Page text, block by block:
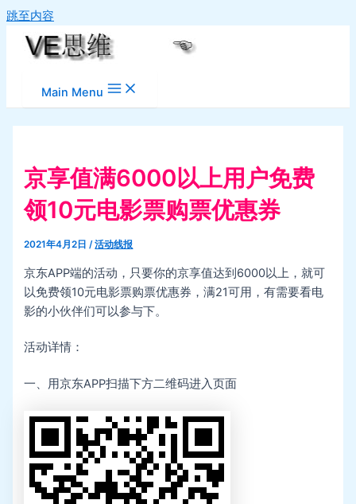
跳至内容
Main Menu
京享值满6000以上用户免费
领10元电影票购票优惠券
2021年4月2日/活动线报
京东APP端的活动，只要你的京享值达到6000以上，就可
以免费领10元电影票购票优惠券，满21可用，有需要看电
影的小伙伴们可以参与下。
活动详情：
一、用京东APP扫描下方二维码进入页面